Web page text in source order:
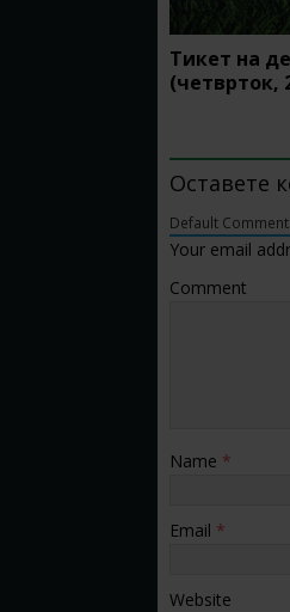
Тикет на
(четврток,
Оставете
Default
Your email
Comment
Name *
Email *
Website